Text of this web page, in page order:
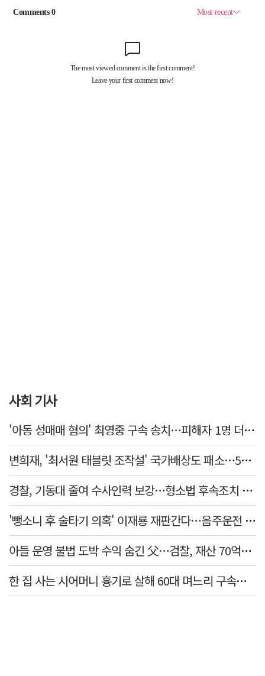
사회 기사
'아동 성매매 혐의' 최영중 구속 송치…피해자 1명 더 있었다
변희재, '최서원 태블릿 조작설' 국가배상도 패소…5천만원 청구 기각
경찰, 기동대 줄여 수사인력 보강…형소법 후속조치 본격화
'뺑소니 후 술타기 의혹' 이재룡 재판간다…음주운전 혐의 제외
아들 운영 불법 도박 수익 숨긴 父…검찰, 재산 70억원 몰수
한 집 사는 시어머니 흉기로 살해 60대 며느리 구속…범행 동기는